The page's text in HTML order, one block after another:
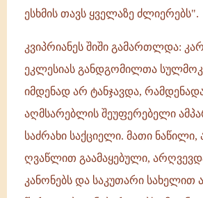
ესხმის თავს ყველაზე ძლიერებს".
კვიპრიანეს შიში გამართლდა:
ეკლესიას განდგომილთა
იმდენად არ ტანჯავდა,
აღმსარებლის შეუფერებელი
საძრახი საქციელი. მათი
ღვაწლით გაამაყებული,
კანონებს და საკუთარი სახელით